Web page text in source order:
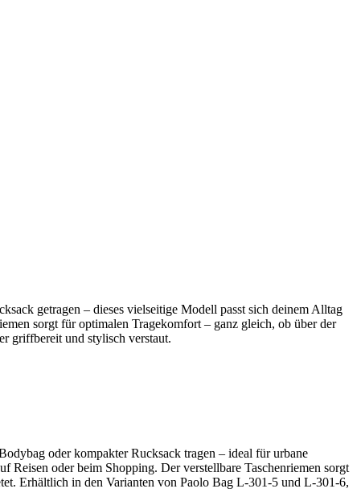
getragen – dieses vielseitige Modell passt sich deinem Alltag
sorgt für optimalen Tragekomfort – ganz gleich, ob über der
griffbereit und stylisch verstaut.
oder kompakter Rucksack tragen – ideal für urbane
oder beim Shopping. Der verstellbare Taschenriemen sorgt
Erhältlich in den Varianten von Paolo Bag L-301-5 und L-301-6,